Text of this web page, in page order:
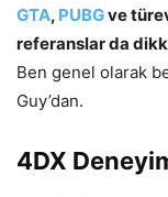
GTA, PUBGve
referanslar da
Ben genel olarak
Guy’dan.
4DX